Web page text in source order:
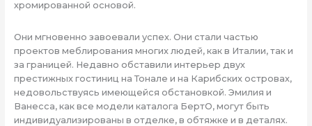
хромированной основой.
Они мгновенно завоевали успех. Они стали частью
проектов меблирования многих людей, как в Италии, так и
за границей. Недавно обставили интерьер двух
престижных гостиниц на Тонале и на Карибских островах,
недовольствуясь имеющейся обстановкой. Эмилия и
Ванесса, как все модели каталога БертО, могут быть
индивидуализированы в отделке, в обтяжке и в деталях.